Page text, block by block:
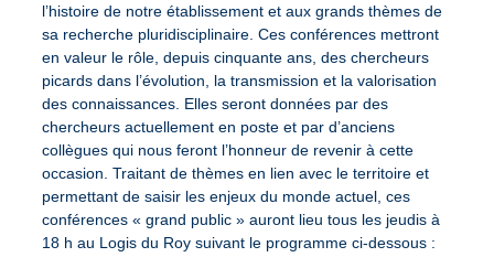
l’histoire de notre établissement et aux grands thèmes de
sa recherche pluridisciplinaire. Ces conférences mettront
en valeur le rôle, depuis cinquante ans, des chercheurs
picards dans l’évolution, la transmission et la valorisation
des connaissances. Elles seront données par des
chercheurs actuellement en poste et par d’anciens
collègues qui nous feront l’honneur de revenir à cette
occasion. Traitant de thèmes en lien avec le territoire et
permettant de saisir les enjeux du monde actuel, ces
conférences « grand public » auront lieu tous les jeudis à
18 h au Logis du Roy suivant le programme ci-dessous :